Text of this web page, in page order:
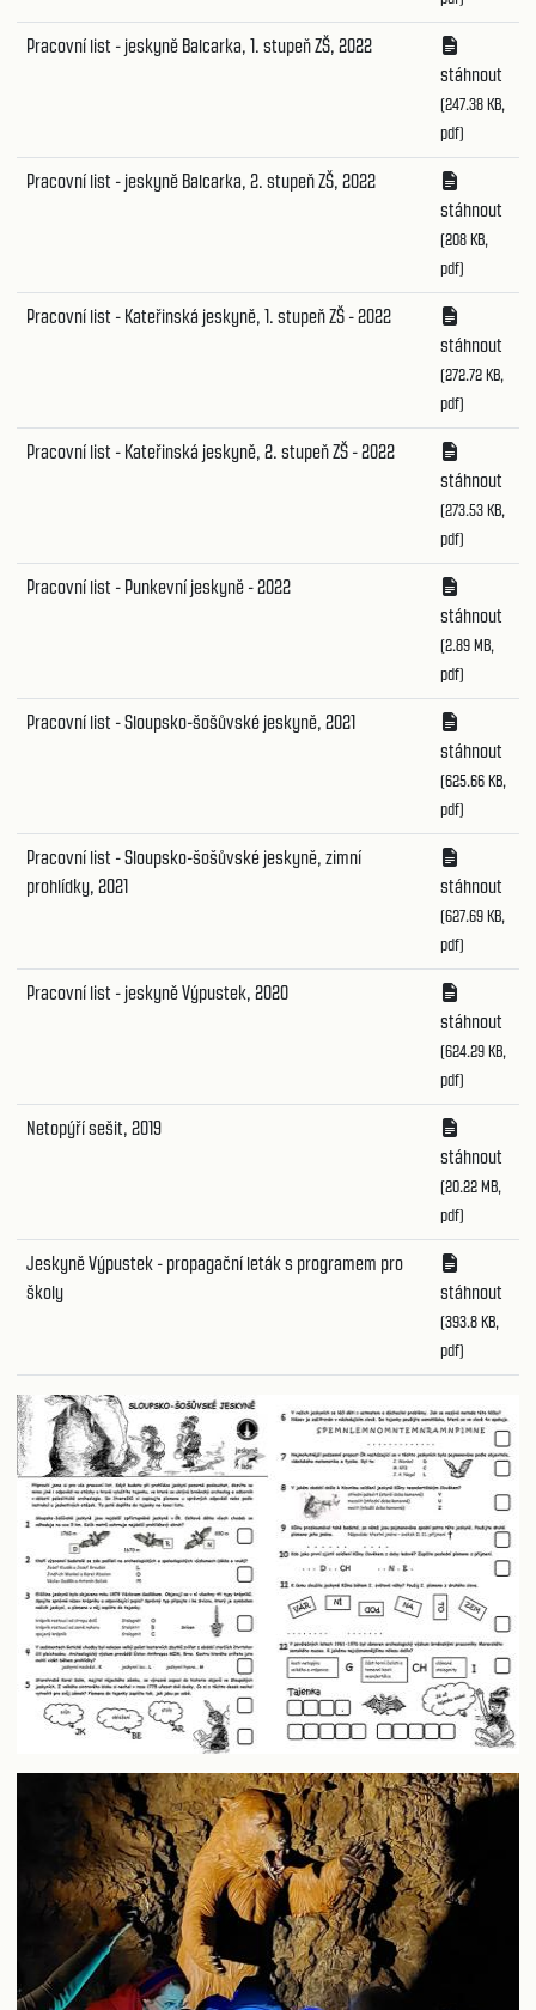
Pracovní list - jeskyně Balcarka, 1. stupeň ZŠ, 2022
stáhnout
(247.38 KB,
pdf)
Pracovní list - jeskyně Balcarka, 2. stupeň ZŠ, 2022
stáhnout
(208 KB,
pdf)
Pracovní list - Kateřinská jeskyně, 1. stupeň ZŠ - 2022
stáhnout
(272.72 KB,
pdf)
Pracovní list - Kateřinská jeskyně, 2. stupeň ZŠ - 2022
stáhnout
(273.53 KB,
pdf)
Pracovní list - Punkevní jeskyně - 2022
stáhnout
(2.89 MB,
pdf)
Pracovní list - Sloupsko-šošůvské jeskyně, 2021
stáhnout
(625.66 KB,
pdf)
Pracovní list - Sloupsko-šošůvské jeskyně, zimní
prohlídky, 2021
stáhnout
(627.69 KB,
pdf)
Pracovní list - jeskyně Výpustek, 2020
stáhnout
(624.29 KB,
pdf)
Netopýří sešit, 2019
stáhnout
(20.22 MB,
pdf)
Jeskyně Výpustek - propagační leták s programem pro
školy
stáhnout
(393.8 KB,
pdf)